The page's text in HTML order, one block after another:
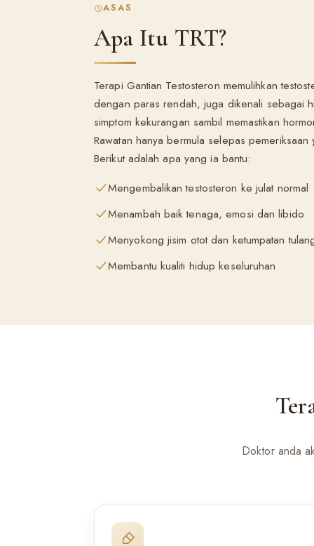
ASAS
Apa Itu TRT?
Terapi Gantian Testosteron memulihkan
dengan paras rendah, juga dikenali sebagai
simptom kekurangan sambil memastikan
Rawatan hanya bermula selepas
Berikut adalah apa yang ia bantu:
Mengembalikan testosteron ke julat normal
Menambah baik tenaga, emosi dan libido
Menyokong jisim otot dan ketumpatan
Membantu kualiti hidup keseluruhan
Doktor anda